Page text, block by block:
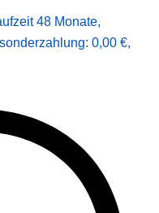
48 Monate,
0,00 €,